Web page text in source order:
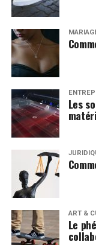
Les
ART &
Le